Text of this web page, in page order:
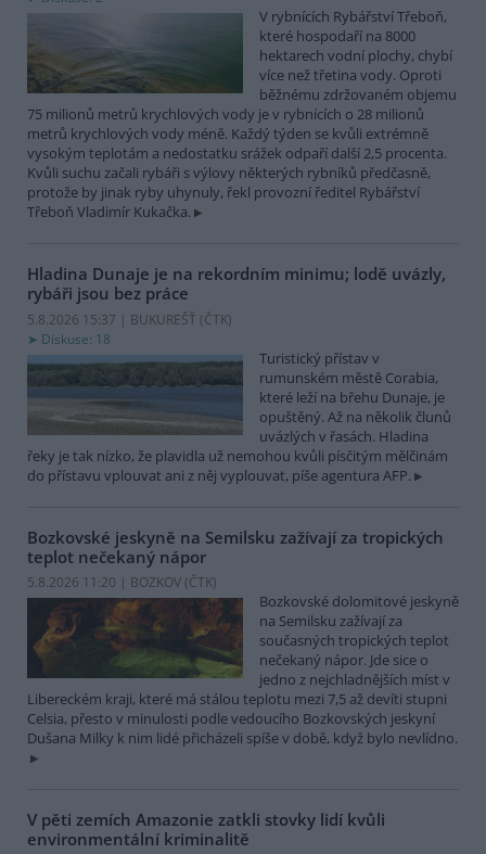
V rybnících Rybářství Třeboň,
které hospodaří na 8000
hektarech vodní plochy, chybí
více než třetina vody. Oproti
běžnému zdržovaném objemu
75 milionů metrů krychlových vody je v rybnících o 28 milionů
metrů krychlových vody méně. Každý týden se kvůli extrémně
vysokým teplotám a nedostatku srážek odpaří další 2,5 procenta.
Kvůli suchu začali rybáři s výlovy některých rybníků předčasně,
protože by jinak ryby uhynuly, řekl provozní ředitel Rybářství
Třeboň Vladimír Kukačka.
Hladina Dunaje je na rekordním minimu; lodě uvázly,
rybáři jsou bez práce
5.8.2026 15:37 | BUKUREŠŤ (ČTK)
Diskuse: 18
Turistický přístav v
rumunském městě Corabia,
které leží na břehu Dunaje, je
opuštěný. Až na několik člunů
uvázlých v řasách. Hladina
řeky je tak nízko, že plavidla už nemohou kvůli písčitým mělčinám
do přístavu vplouvat ani z něj vyplouvat, píše agentura AFP.
Bozkovské jeskyně na Semilsku zažívají za tropických
teplot nečekaný nápor
5.8.2026 11:20 | BOZKOV (ČTK)
Bozkovské dolomitové jeskyně
na Semilsku zažívají za
současných tropických teplot
nečekaný nápor. Jde sice o
jedno z nejchladnějších míst v
Libereckém kraji, které má stálou teplotu mezi 7,5 až devíti stupni
Celsia, přesto v minulosti podle vedoucího Bozkovských jeskyní
Dušana Milky k nim lidé přicházeli spíše v době, když bylo nevlídno.
V pěti zemích Amazonie zatkli stovky lidí kvůli
environmentální kriminalitě